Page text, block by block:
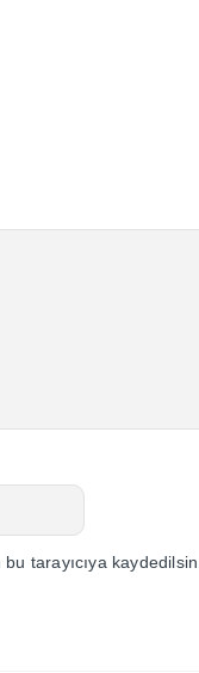
tarayıcıya kaydedilsin.